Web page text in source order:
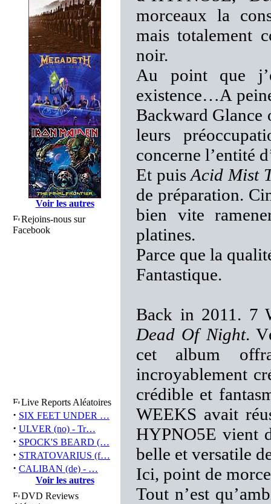
Voir les autres
Rejoins-nous sur
Facebook
Live Reports Aléatoires
· SIX FEET UNDER …
· ULVER (no) - Tr…
· SPOCK'S BEARD (…
· STRATOVARIUS (f…
· CALIBAN (de) - …
Voir les autres
DVD Reviews
morceaux la
mais totalement
noir.
Au point que
existence…A
Backward Glance
leurs
concerne l’entité
Et puisAcid Mist
de préparation.
bien vite
platines.
Parce que la
Fantastique.
Back in 2011. 7
Dead Of Night.
cet album
incroyablement
crédible et
WEEKS avait
HYPNO5E vient
belle et versatile
Ici, point de
Tout n’est